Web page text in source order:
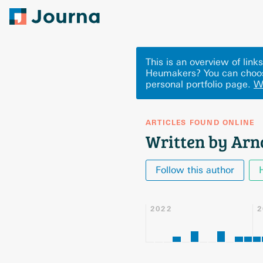
This is an overview of
Heumakers? You can
personal portfolio page.
ARTICLES FOUND ONLINE
Written by
Follow this author
2022